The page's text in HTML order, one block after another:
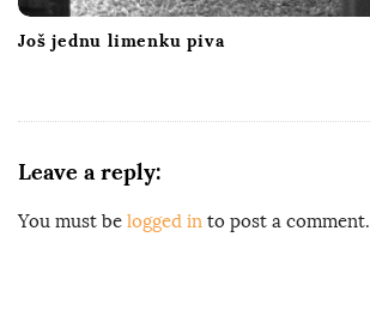
Još jednu limenku piva
Leave a reply:
You must be logged in to post a comment.